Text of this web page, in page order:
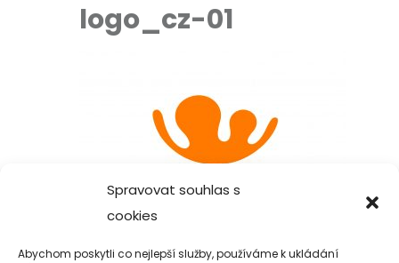
Spravovat souhlas s
cookies
Abychom poskytli co nejlepší služby, používáme k ukládání
logo_cz-01